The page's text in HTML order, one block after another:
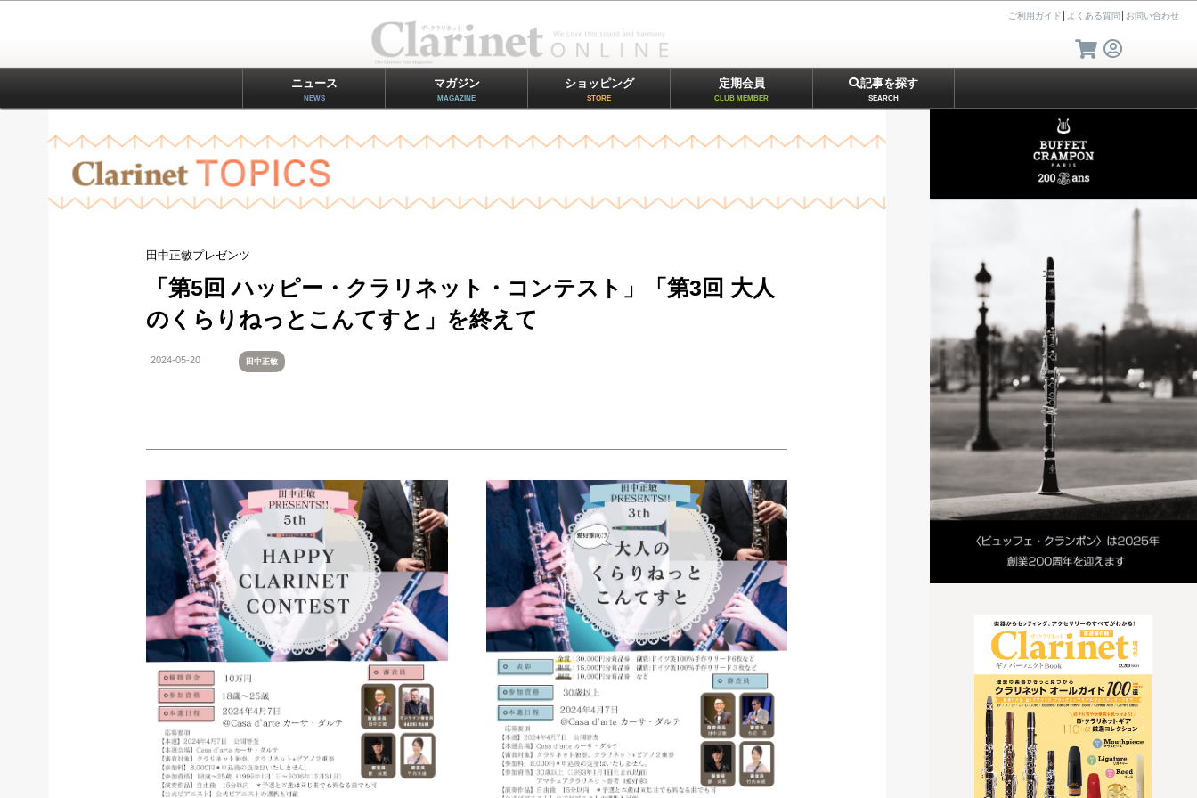
ご利用ガイド よくある質問 お問い合わせ
ニュース
NEWS
マガジン
MAGAZINE
ショッピング
STORE
定期会員
CLUB MEMBER
記事を探す
SEARCH
田中正敏プレゼンツ
「第5回 ハッピー・クラリネット・コンテスト」「第3回 大人
のくらりねっとこんてすと」を終えて
2024-05-20 田中正敏